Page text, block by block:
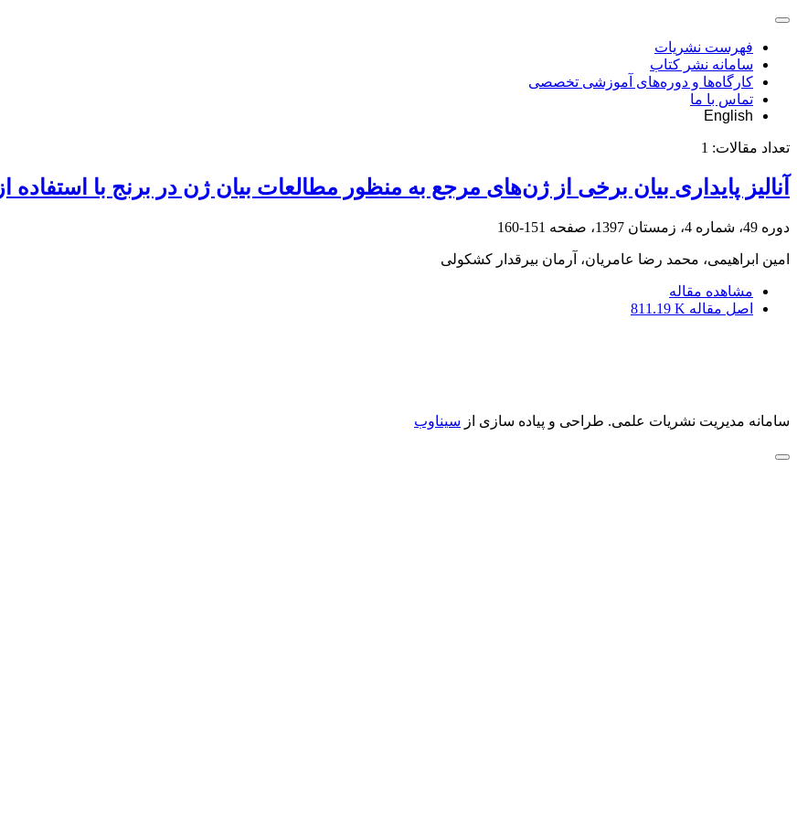
فهرست نشریات
سامانه نشر کتاب
کارگاه‌ها و دوره‌های آموزشی تخصصی
تماس با ما
English
تعداد مقالات: 1
آنالیز پایداری بیان برخی از ژن‌های مرجع به منظور مطالعات بیان ژن در برنج با استفاده از Real-time PCR
دوره 49، شماره 4، زمستان 1397، صفحه 151-160
امین ابراهیمی، محمد رضا عامریان، آرمان بیرقدار کشکولی
مشاهده مقاله
اصل مقاله 811.19 K
سامانه مدیریت نشریات علمی. طراحی و پیاده سازی از سیناوب